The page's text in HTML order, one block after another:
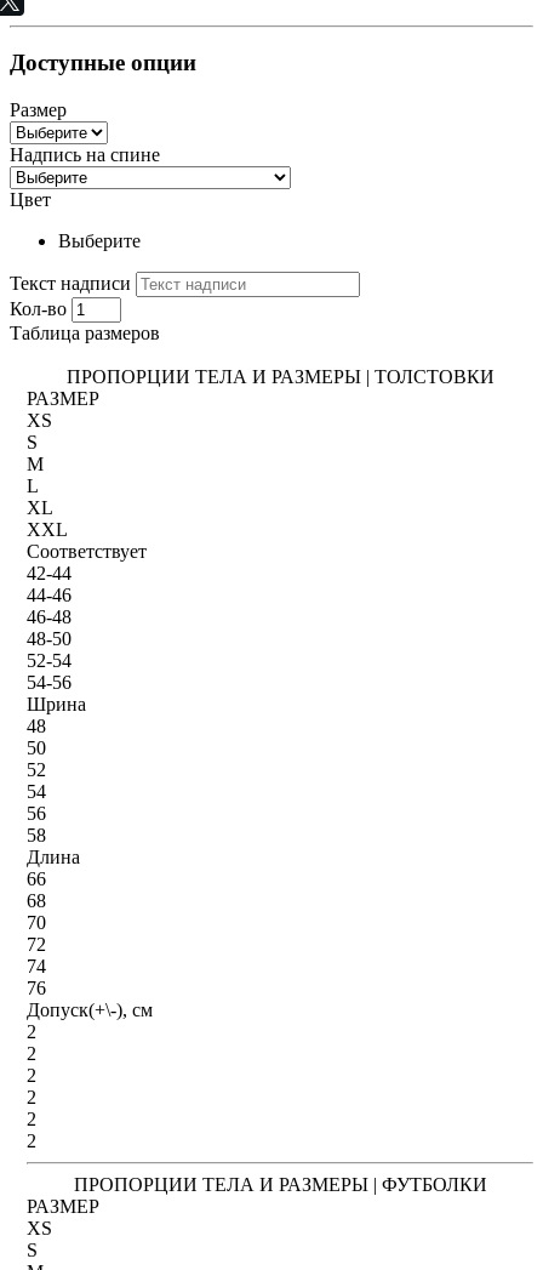
Доступные опции
Размер
Надпись на спине
Цвет
Выберите
Текст надписи
Кол-во
Таблица размеров
ПРОПОРЦИИ ТЕЛА И РАЗМЕРЫ | ТОЛСТОВКИ
РАЗМЕР
XS
S
M
L
XL
XXL
Соответствует
42-44
44-46
46-48
48-50
52-54
54-56
Шрина
48
50
52
54
56
58
Длина
66
68
70
72
74
76
Допуск(+\-), см
2
2
2
2
2
2
ПРОПОРЦИИ ТЕЛА И РАЗМЕРЫ | ФУТБОЛКИ
РАЗМЕР
XS
S